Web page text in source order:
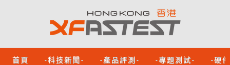
首頁 -科技新聞- -產品評測- -專題測試- -硬